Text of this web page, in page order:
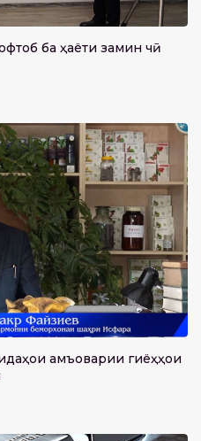
ба ҳаёти замин чӣ
ҷамъоварии гиёҳҳои